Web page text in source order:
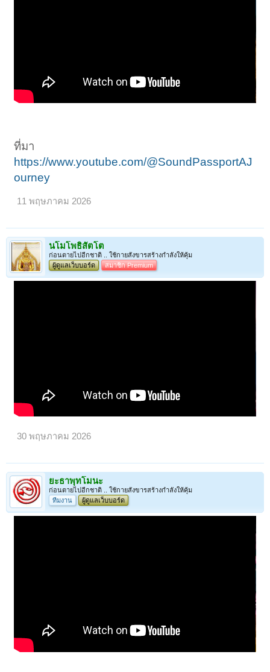
ที่มา
https://www.youtube.com/@SoundPassportAJ
ourney
11 พฤษภาคม 2026
นโมโพธิสัตโต
ก่อนตายไปอีกชาติ .. ใช้กายสังขารสร้างกำลังให้คุ้ม
ผู้ดูแลเว็บบอร์ด
สมาชิก Premium
30 พฤษภาคม 2026
ยะธาพุทโมนะ
ก่อนตายไปอีกชาติ .. ใช้กายสังขารสร้างกำลังให้คุ้ม
ทีมงาน
ผู้ดูแลเว็บบอร์ด